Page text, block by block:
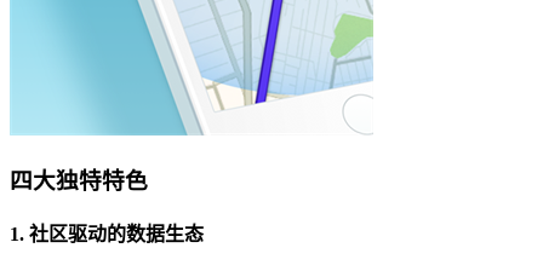
四大独特特色
1. 社区驱动的数据生态